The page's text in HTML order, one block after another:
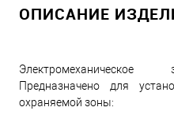
ОПИСАНИЕ
Электромеханическое
Предназначено для
охраняемой зоны: